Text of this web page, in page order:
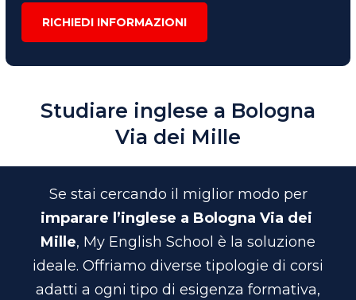
RICHIEDI INFORMAZIONI
Studiare inglese a Bologna
Via dei Mille
Se stai cercando il miglior modo per
imparare l’inglese a Bologna Via dei
Mille, My English School è la soluzione
ideale. Offriamo diverse tipologie di corsi
adatti a ogni tipo di esigenza formativa,